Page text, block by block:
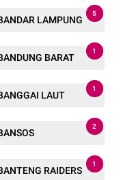
3
ASPAL
2
ASTA CITA
4
BAGAN PETE
1
1